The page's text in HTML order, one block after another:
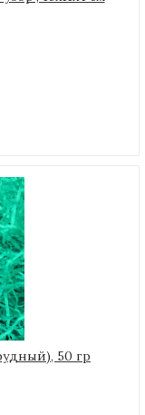
50 гр